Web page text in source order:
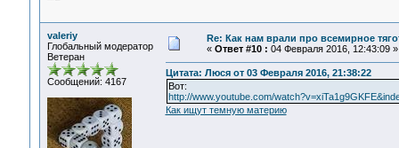
valeriy
Глобальный модератор
Ветеран
Сообщений: 4167
Re: Как нам врали про всемирное
« Ответ #10 : 04 Февраля 2016, 12:43:09 »
Цитата: Люся от 03 Февраля 2016, 21:38:22
Вот:
http://www.youtube.com/
Как ищут темную материю